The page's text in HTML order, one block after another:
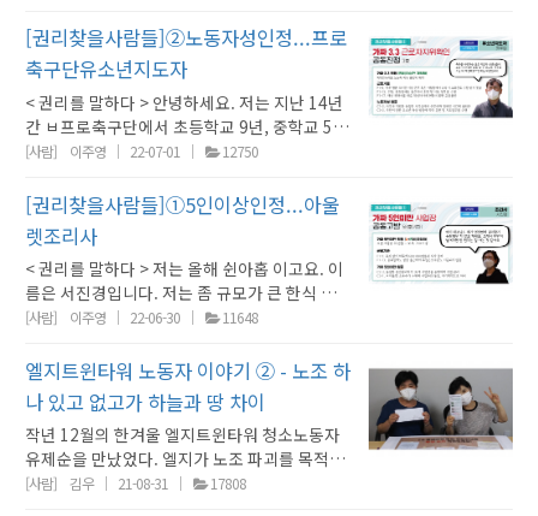
서 연습을 하다가 방송에 들어갑니다. 저 같은 경
우는 지난 6년 동안 뉴스, 라디오, TV 이런 회사
의 주력 프로그램들을 진행하면서 새벽부터 저
녁까지 거의 주 5일 주말 당직까지 서면서 일을
했었고요. 업무적으로 볼 때 정규직 아나운서들
이나, 프리랜서 아나운서들이나 아나운서들은
상, 대본 챙겨서 연습하고 회의하고 방송에 투입
됩니다. ● 권리찾기를 나선 이유가 무엇인가
요?지난해 4월에 회사에 새로운 간부들이 부임
을 하고 나서 하나씩 제 일을 제 프로그램들을 빼
기 시작했습니다. 그리고 정규직 아나운서들을
중심으로 프로그램을 진행하겠다라고 그런 방향
이 줄어드니까 출연료가 월 100만원대 초반으
로 급감했는데요. 생계나 자아실현이 어려웠어
요. 프로그램을 계속할 수 있도록 요청을 했는데
(사측은) 전혀 받아들여지지 않고 모르쇠로 대응
을 했습니다. 그래서 저는 뭐 "그만두라"는 신호
로 해석을 할 수밖에 없었고요. 다섯 번에 걸친
당장 할 수 있는 일을 찾고 싶었어요. 그러던 중
당시 친하게 지내던, 학원에서 일하는 외국인 친
구가 영어학원 강사를 추천해줬습니다. 저는 영
어도 아이들도 좋아해서 재밌을 것 같아서 시작
하게 됐습니다.저는 어릴 때부터 영어를 좋아하
고 재미있게 배웠고, 그 덕에 더 넓은 세상을 경
영화를 보거나 책을 읽을 때도 영어를 잘 하면 더
풍부하게 즐길 수 있었어요. 그래서 제가 그랬듯
이 아이들이 영어를 재미있게 배우고, 나중에 커
서도 인생을 더 재밌게 즐길 수 있는 도구로 사용
할 수 있으면 좋겠다는 생각으로 일하고 있습니
다. ● 일하며 인상 깊었던 사례가 있나요? 그때
를 가르치다보니, 영어를 재밌어하고 좋아할 때
가 제일 뿌듯해요. 원래 자신감이 없던 아이가 점
점 영어를 재밌어하고 자신있어하는 게 보일 때,
집에서도 보호자들에게 배운 것들 조잘조잘 이
야기한다는 말을 들을 때, 그럴 때가 제일 보람찬
것 같습니다.힘들었던 경험은, 처음 일하던 곳은
[권리찾을사람들]②노동자성인정...프로
축구단유소년지도자
< 권리를 말하다 > 안녕하세요. 저는 지난 14년
간 ㅂ프로축구단에서 초등학교 9년, 중학교 5년
을 총 14년 간 유소년 감독으로 일했던 최우정이
는 노동자가 아니라 프리랜서라고 하여 3.3% 사
업소득세를 납부하는 계약을 체결하였습니다.
그러나 저와 같은 유소년 감독 코치 그리고 트레
이너, 통역사 등 지원 스태프들은 실제 전혀 프리
하지 않게 일을 해왔으며 노동자가 아니라고 퇴
직금도 받지 못하고 있습니다. (입사) 당시에는
했고. 또 프로구단이라는 그 자부심 아래 배운다
는 생각으로 열심히 일했습니다. 이런 말 하면 부
끄럽기도 한데 제가 초등학교 (맡을) 때 사실 별
명이 ‘아이파크의 히딩크’었거든요. 우승한 트로
피가 33개 있습니다. 그만큼 우승도 많이 했고
또 현재 프로 선수들도 많이 배출해서 거기에 대
[사람] 이주영 22-07-01 12750
[권리찾을사람들]①5인이상인정...아울
렛조리사
< 권리를 말하다 > 저는 올해 쉰아홉 이고요. 이
름은 서진경입니다. 저는 좀 규모가 큰 한식 뷔페
주방에서 일을 했었어요. 일단 출퇴근시간 따지
무 더워서 선풍기조차도 하나 없는 그런 열악한
환경이었죠. 자체주방이 좁으니까 협소해서 냉
방시설을 할 수 있는 여건도 안 됐었고요. 계속
불 앞에서 살아야 되니까. 환경이 그렇게 좋지는
않죠. 연장근무 수당 없었고 연월차 없었고. 명
절 이럴 때 당일만 휴무였었고 12시간 기본근무
[사람] 이주영 22-06-30 11648
엘지트윈타워 노동자 이야기 ② - 노조 하
나 있고 없고가 하늘과 땅 차이
작년 12월의 한겨울 엘지트윈타워 청소노동자
유제순을 만났었다. 엘지가 노조 파괴를 목적으
로 용역업체를 바꾸는 방식으로 고용 해지를 통
[사람] 김우 21-08-31 17808